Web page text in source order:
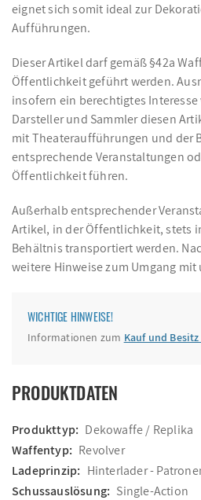
eignet sich somit ideal zur
Aufführungen.
Dieser Artikel darf gemäß §42a
Öffentlichkeit geführt werden.
insofern ein berechtigtes
Darsteller und Sammler diesen
mit Theateraufführungen und der
entsprechende Veranstaltungen
Öffentlichkeit führen.
Außerhalb entsprechender
Artikel, in der Öffentlichkeit, stets
Behältnis transportiert werden.
weitere Hinweise zum Umgang
WICHTIGE HINWEISE!
Informationen zum Kauf und
PRODUKTDATEN
Produkttyp: Dekowaffe / Replika
Waffentyp: Revolver
Ladeprinzip: Hinterlader -
Schussauslösung: Single-Action